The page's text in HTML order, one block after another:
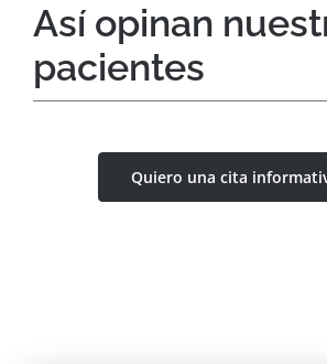
Así opinan
pacientes
Quiero una cita